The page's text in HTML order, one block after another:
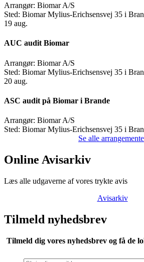
Arrangør: Biomar A/S
Sted: Biomar Mylius-Erichsensvej 35 i
19 aug.
AUC audit Biomar
Arrangør: Biomar A/S
Sted: Biomar Mylius-Erichsensvej 35 i
20 aug.
ASC audit på Biomar i Brande
Arrangør: Biomar A/S
Sted: Biomar Mylius-Erichsensvej 35 i
Se alle
Online Avisarkiv
Læs alle udgaverne af vores trykte avis
Avisarkiv
Tilmeld nyhedsbrev
Tilmeld dig vores nyhedsbrev og få de